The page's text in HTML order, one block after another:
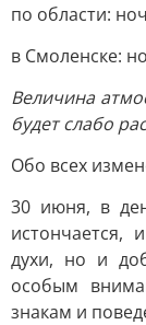
по области:
в Смоленске:
Величина
будет слабо
Обо всех
30 июня, в
духи, но и
особым
знакам и